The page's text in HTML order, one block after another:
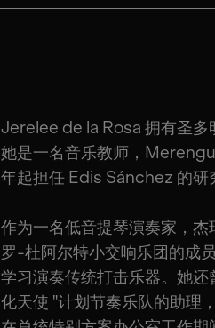
Jerelee de la Rosa 拥有圣多
她是一名音乐教师，
年起担任 Edis Sánchez 的研
作为一名低音提琴演奏家，
罗-杜阿尔特小交响乐团的成
学习演奏传统打击乐器。她
化天使 "计划节奏乐队的助理